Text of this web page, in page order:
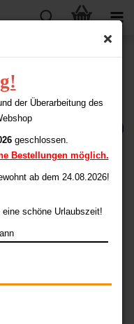
der Überarbeitung des
geschlossen.
Bestellungen möglich.
ab dem 24.08.2026!
schöne Urlaubszeit!